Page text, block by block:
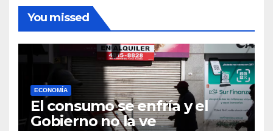
You missed
ECONOMÍA
El consumo se enfría y el
Gobierno no la ve